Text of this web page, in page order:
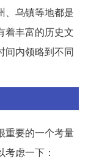
、乌镇等地都是
着丰富的历史文
间内领略到不同
重要的一个考量
虑一下：